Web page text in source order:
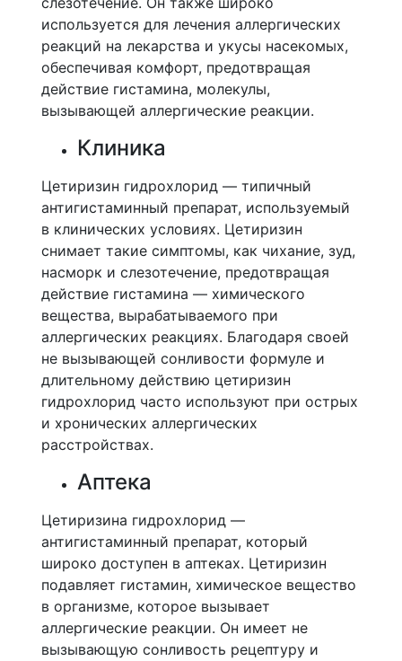
используется для лечения аллергических
реакций на лекарства и укусы насекомых,
обеспечивая комфорт, предотвращая
действие гистамина, молекулы,
вызывающей аллергические реакции.
Клиника
Цетиризин гидрохлорид — типичный
антигистаминный препарат, используемый
в клинических условиях. Цетиризин
снимает такие симптомы, как чихание, зуд,
насморк и слезотечение, предотвращая
действие гистамина — химического
вещества, вырабатываемого при
аллергических реакциях. Благодаря своей
не вызывающей сонливости формуле и
длительному действию цетиризин
гидрохлорид часто используют при острых
и хронических аллергических
расстройствах.
Аптека
Цетиризина гидрохлорид —
антигистаминный препарат, который
широко доступен в аптеках. Цетиризин
подавляет гистамин, химическое вещество
в организме, которое вызывает
аллергические реакции. Он имеет не
вызывающую сонливость рецептуру и